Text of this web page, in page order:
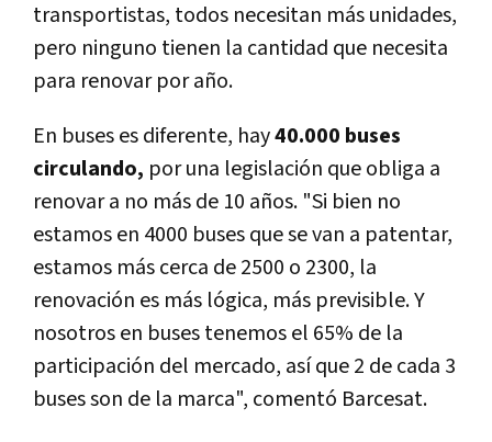
transportistas, todos necesitan más unidades,
pero ninguno tienen la cantidad que necesita
para renovar por año.
En buses es diferente, hay40.000 buses
circulando, por una legislación que obliga a
renovar a no más de 10 años. "Si bien no
estamos en 4000 buses que se van a patentar,
estamos más cerca de 2500 o 2300, la
renovación es más lógica, más previsible. Y
nosotros en buses tenemos el 65% de la
participación del mercado, así que 2 de cada 3
buses son de la marca", comentó Barcesat.